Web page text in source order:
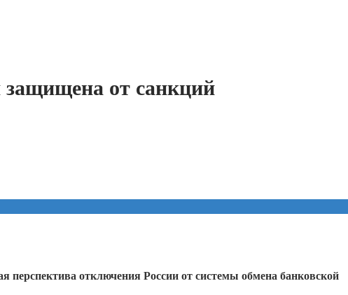
защищена от санкций
перспектива отключения России от системы обмена банковской